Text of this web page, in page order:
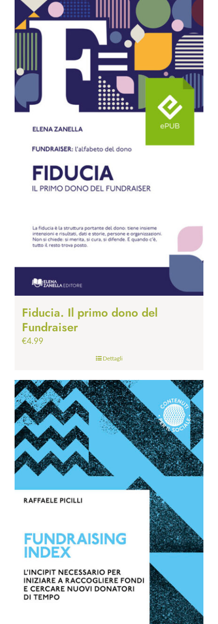
Fiducia. Il primo dono del
Fundraiser
€4.99
Dettagli